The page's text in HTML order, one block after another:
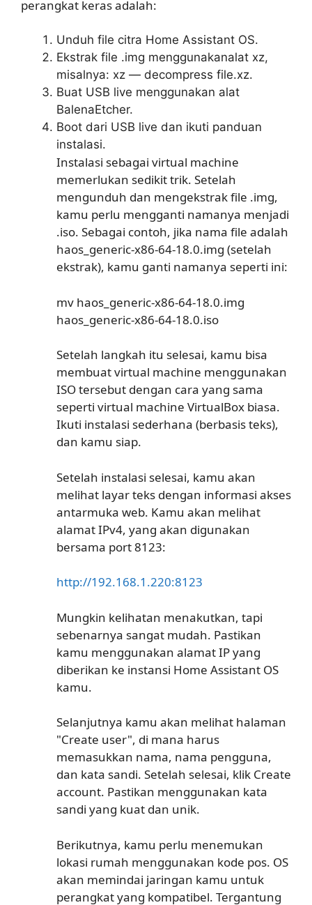
perangkat keras adalah:
Unduh file citra Home Assistant OS.
Ekstrak file .img menggunakanalat xz,
misalnya: xz — decompress file.xz.
Buat USB live menggunakan alat
BalenaEtcher.
Boot dari USB live dan ikuti panduan
instalasi.
Instalasi sebagai virtual machine
memerlukan sedikit trik. Setelah
mengunduh dan mengekstrak file .img,
kamu perlu mengganti namanya menjadi
.iso. Sebagai contoh, jika nama file adalah
haos_generic-x86-64-18.0.img (setelah
ekstrak), kamu ganti namanya seperti ini:
mv haos_generic-x86-64-18.0.img
haos_generic-x86-64-18.0.iso
Setelah langkah itu selesai, kamu bisa
membuat virtual machine menggunakan
ISO tersebut dengan cara yang sama
seperti virtual machine VirtualBox biasa.
Ikuti instalasi sederhana (berbasis teks),
dan kamu siap.
Setelah instalasi selesai, kamu akan
melihat layar teks dengan informasi akses
antarmuka web. Kamu akan melihat
alamat IPv4, yang akan digunakan
bersama port 8123:
http://192.168.1.220:8123
Mungkin kelihatan menakutkan, tapi
sebenarnya sangat mudah. Pastikan
kamu menggunakan alamat IP yang
diberikan ke instansi Home Assistant OS
kamu.
Selanjutnya kamu akan melihat halaman
"Create user", di mana harus
memasukkan nama, nama pengguna,
dan kata sandi. Setelah selesai, klik Create
account. Pastikan menggunakan kata
sandi yang kuat dan unik.
Berikutnya, kamu perlu menemukan
lokasi rumah menggunakan kode pos. OS
akan memindai jaringan kamu untuk
perangkat yang kompatibel. Tergantung